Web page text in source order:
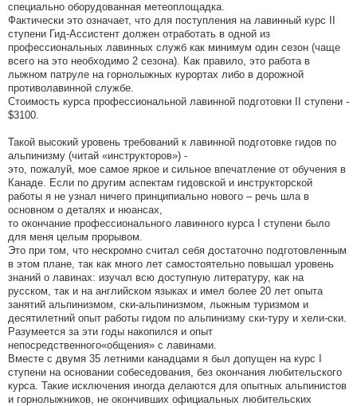
специально оборудованная метеоплощадка.
Фактически это означает, что для поступления на лавинный курс II
ступени Гид-Ассистент должен отработать в одной из
профессиональных лавинных служб как минимум один сезон (чаще
всего на это необходимо 2 сезона). Как правило, это работа в
лыжном патруле на горнолыжных курортах либо в дорожной
противолавинной службе.
Стоимость курса профессиональной лавинной подготовки II ступени -
$3100.
Такой высокий уровень требований к лавинной подготовке гидов по
альпинизму (читай «инструкторов») -
это, пожалуй, мое самое яркое и сильное впечатление от обучения в
Канаде. Если по другим аспектам гидовской и инструкторской
работы я не узнал ничего принципиально нового – речь шла в
основном о деталях и нюансах,
то окончание профессионального лавинного курса I ступени было
для меня целым прорывом.
Это при том, что нескромно считал себя достаточно подготовленным
в этом плане, так как много лет самостоятельно повышал уровень
знаний о лавинах: изучал всю доступную литературу, как на
русском, так и на английском языках и имел более 20 лет опыта
занятий альпинизмом, ски-альпинизмом, лыжным туризмом и
десятилетний опыт работы гидом по альпинизму ски-туру и хели-ски.
Разумеется за эти годы накопился и опыт
непосредственного«общения» с лавинами.
Вместе с двумя 35 летними канадцами я был допущен на курс I
ступени на основании собеседования, без окончания любительского
курса. Такие исключения иногда делаются для опытных альпинистов
и горнолыжников, не окончивших официальных любительских